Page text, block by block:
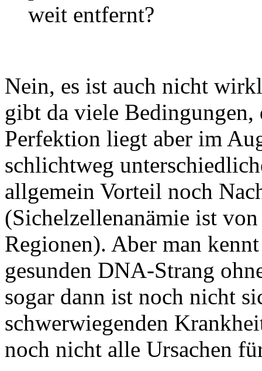
weit entfernt?
Nein, es ist auch nicht
gibt da viele
Perfektion liegt aber im
schlichtweg
allgemein Vorteil noch
(Sichelzellenanämie ist
Regionen). Aber man
gesunden DNA-Strang
sogar dann ist noch nicht
schwerwiegenden
noch nicht alle Ursachen